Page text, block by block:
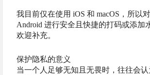
我目前仅在使用 iOS 和 macOS，所以
Android 进行安全且快捷的打码或添加
欢迎补充。
保护隐私的意义
当一个人足够无知且无畏时，往往会